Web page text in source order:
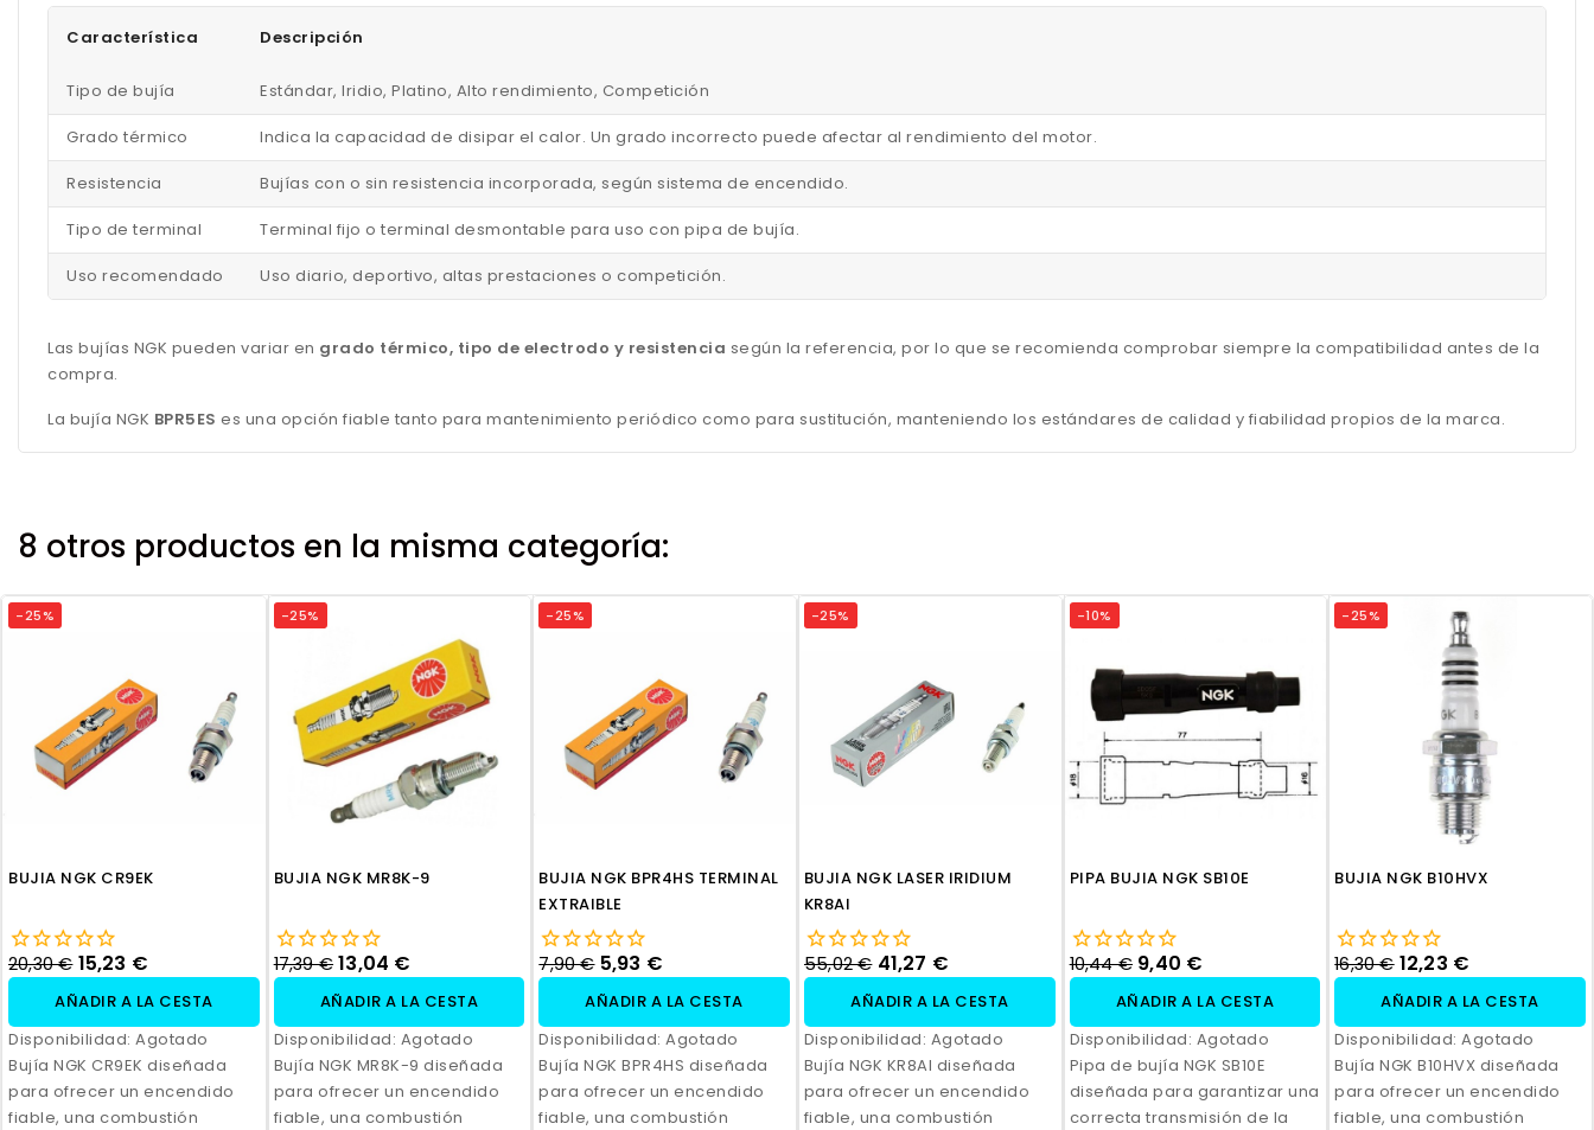
Característica Descripción
Tipo de bujía Estándar, Iridio, Platino, Alto rendimiento, Competición
Grado térmico Indica la capacidad de disipar el calor. Un grado incorrecto puede afectar al rendimiento del motor.
Resistencia Bujías con o sin resistencia incorporada, según sistema de encendido.
Tipo de terminal Terminal fijo o terminal desmontable para uso con pipa de bujía.
Uso recomendado Uso diario, deportivo, altas prestaciones o competición.
Las bujías NGK pueden variar en grado térmico, tipo de electrodo y resistencia según la referencia, por lo que se recomienda comprobar siempre la compatibilidad antes de la
compra.
La bujía NGK BPR5ES es una opción fiable tanto para mantenimiento periódico como para sustitución, manteniendo los estándares de calidad y fiabilidad propios de la marca.
8 otros productos en la misma categoría:
-25%
BUJIA NGK CR9EK
20,30 € 15,23 €
AÑADIR A LA CESTA
Disponibilidad: Agotado
Bujía NGK CR9EK diseñada
para ofrecer un encendido
fiable, una combustión
-25%
BUJIA NGK MR8K-9
17,39 € 13,04 €
AÑADIR A LA CESTA
Disponibilidad: Agotado
Bujía NGK MR8K-9 diseñada
para ofrecer un encendido
fiable, una combustión
-25%
BUJIA NGK BPR4HS TERMINAL
EXTRAIBLE
7,90 € 5,93 €
AÑADIR A LA CESTA
Disponibilidad:Agotado
Bujía NGK BPR4HS diseñada
para ofrecer un encendido
fiable, una combustión
-25%
BUJIA NGK LASER IRIDIUM
KR8AI
55,02 € 41,27 €
AÑADIR A LA CESTA
Disponibilidad: Agotado
Bujía NGK KR8AI diseñada
para ofrecer un encendido
fiable, una combustión
-10%
PIPA BUJIA NGK SB10E
10,44 € 9,40 €
AÑADIR A LA CESTA
Disponibilidad: Agotado
Pipa de bujía NGK SB10E
diseñada para garantizar una
correcta transmisión de la
-25%
BUJIA NGK B10HVX
16,30 € 12,23 €
AÑADIR A LA CESTA
Disponibilidad:Agotado
Bujía NGK B10HVX diseñada
para ofrecer un encendido
fiable, una combustión